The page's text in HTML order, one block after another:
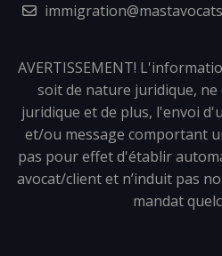
AVERTISSEMENT!
soit de nature juridique,
juridique et de plus, l'envoi
et/ou message comportant
pas pour effet d'établir
avocat/client et n’induit pas
mandat